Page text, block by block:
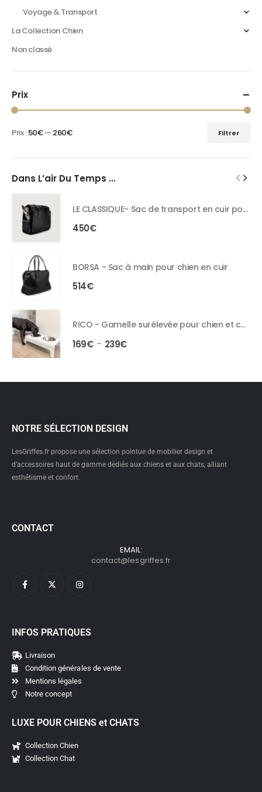
Voyage & Transport
La Collection Chien
Non classé
Prix
Filtrer
Prix :50€— 260€
Dans L’air Du Temps …
LE CLASSIQUE- Sac de transport en cuir pour chien
450€
BORSA - Sac à main pour chien en cuir
514€
RICO - Gamelle surélevée pour chien et chat
169€ – 239€
NOTRE SÉLECTION DESIGN
LesGriffes.fr propose une sélection pointue de mobilier design et
d’accessoires haut de gamme dédiés aux chiens et aux chats, alliant
esthétisme et confort.
CONTACT
EMAIL:
contact@lesgriffes.fr
INFOS PRATIQUES
Livraison
Condition générales de vente
Mentions légales
Notre concept
LUXE POUR CHIENS et CHATS
Collection Chien
Collection Chat